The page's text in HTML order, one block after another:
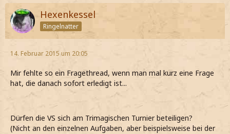
Hexenkessel
Ringelnatter
14. Februar 2015 um 20:05
Mir fehlte so ein Fragethread, wenn man mal kurz eine Frage
hat, die danach sofort erledigt ist...
Dürfen die VS sich am Trimagischen Turnier beteiligen?
(Nicht an den einzelnen Aufgaben, aber beispielsweise bei der